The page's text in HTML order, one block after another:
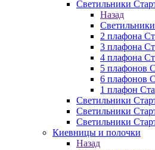
Светильники
Назад
2 плафона
3 плафона
4 плафона
5 плафонов
6 плафонов
1 плафон
Светильники
Светильники
Светильники
Киевницы и полочки
Назад